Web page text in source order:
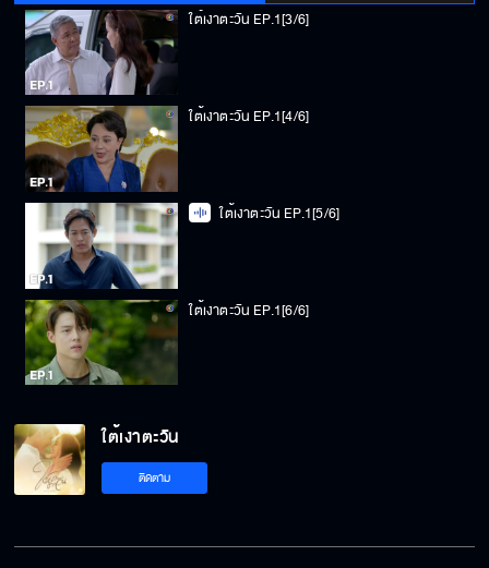
ใต้เงาตะวัน EP.1[3/6]
ใต้เงาตะวัน EP.1[4/6]
ใต้เงาตะวัน EP.1[5/6]
ใต้เงาตะวัน EP.1[6/6]
ใต้เงาตะวัน
ติดตาม